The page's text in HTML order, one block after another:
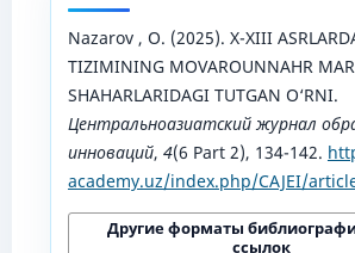
Nazarov , O. (2025). X-XIII
TIZIMINING MOVAROUNNAHR
SHAHARLARIDAGI TUTGAN O‘RNI.
Центральноазиатский журнал
инноваций, 4(6 Part 2), 134-142.
academy.uz/index.php/CAJEI/
Другие форматы
ссылок